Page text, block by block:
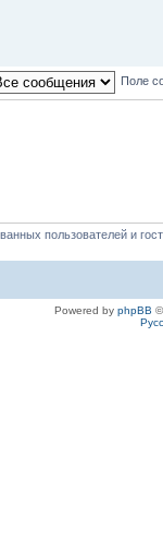
Поле
пользователей и
Powered by phpBB